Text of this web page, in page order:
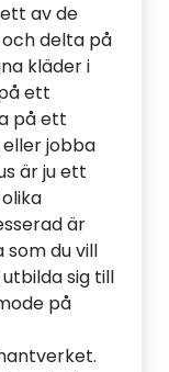
av de
och delta på
kläder i
ett
på ett
jobba
är ju ett
är
du vill
sig till
på